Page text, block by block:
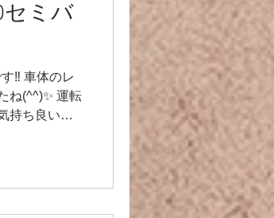
セミバ
‼️ 車体のレ
ね(^^)✨ 運転
持ち良いで